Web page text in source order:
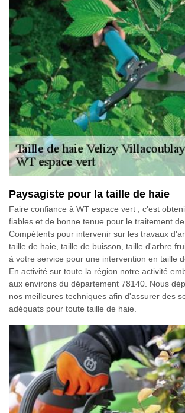
Paysagiste pour la taille de haie
Faire confiance à WT espace vert , c'est
fiables et de bonne tenue pour le traitement de
Compétents pour intervenir sur les travaux
taille de haie, taille de buisson, taille d'arbre
à votre service pour une intervention en taille
En activité sur toute la région notre activité
aux environs du département 78140. Nous
nos meilleures techniques afin d'assurer des
adéquats pour toute taille de haie.